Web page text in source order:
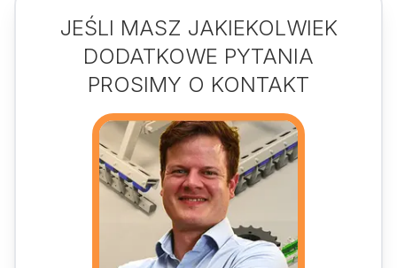
JEŚLI MASZ JAKIEKOLWIEK
DODATKOWE PYTANIA
PROSIMY O KONTAKT